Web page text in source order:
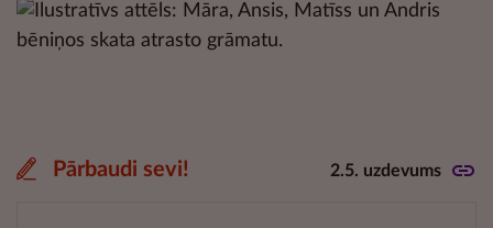
Pārbaudi sevi! 2.5. uzdevums